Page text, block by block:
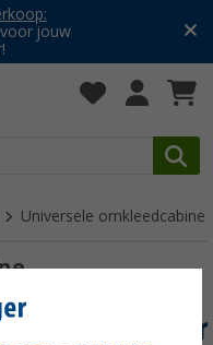
jouw
Universele omkleedcabine